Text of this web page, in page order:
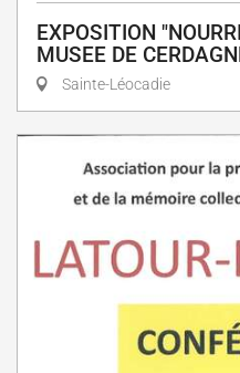
EXPOSITION
MUSEE DE
Sainte-Léocadie